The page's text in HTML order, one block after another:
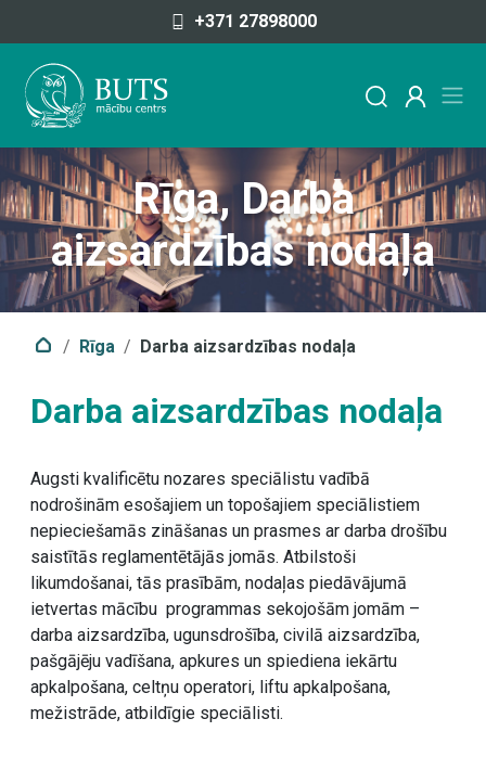
+371 27898000
Rīga, Darba
aizsardzības nodaļa
Rīga Darba aizsardzības nodaļa
Darba aizsardzības nodaļa
Augsti kvalificētu nozares speciālistu vadībā
nodrošinām esošajiem un topošajiem speciālistiem
nepieciešamās zināšanas un prasmes ar darba drošību
saistītās reglamentētājās jomās. Atbilstoši
likumdošanai, tās prasībām, nodaļas piedāvājumā
ietvertas mācību programmas sekojošām jomām –
darba aizsardzība, ugunsdrošība, civilā aizsardzība,
pašgājēju vadīšana, apkures un spiediena iekārtu
apkalpošana, celtņu operatori, liftu apkalpošana,
mežistrāde, atbildīgie speciālisti.